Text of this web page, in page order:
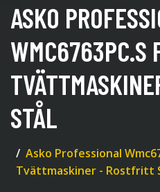
ASKO
WMC6763PC.S
STÅL
Asko Professional
Tvättmaskiner - Rostfritt